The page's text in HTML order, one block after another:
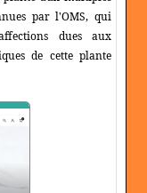
par l'OMS, qui
dues aux
de cette plante